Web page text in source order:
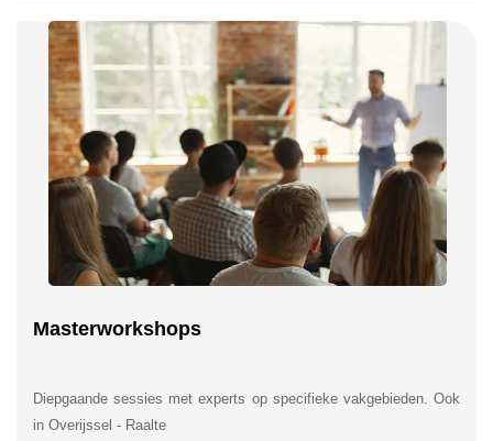
Masterworkshops
Diepgaande sessies met experts op specifieke vakgebieden. Ook
in Overijssel - Raalte